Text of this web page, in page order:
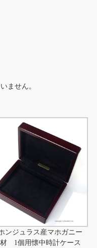
ません。
ンジュラス産マホガニー
材 1個用懐中時計ケース